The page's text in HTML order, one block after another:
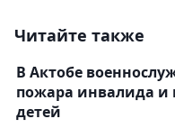
Читайте также
В Актобе
пожара инвалида и
детей